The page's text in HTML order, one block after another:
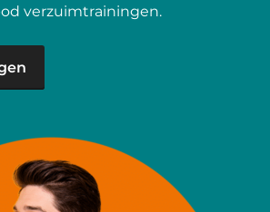
verzuimtrainingen.